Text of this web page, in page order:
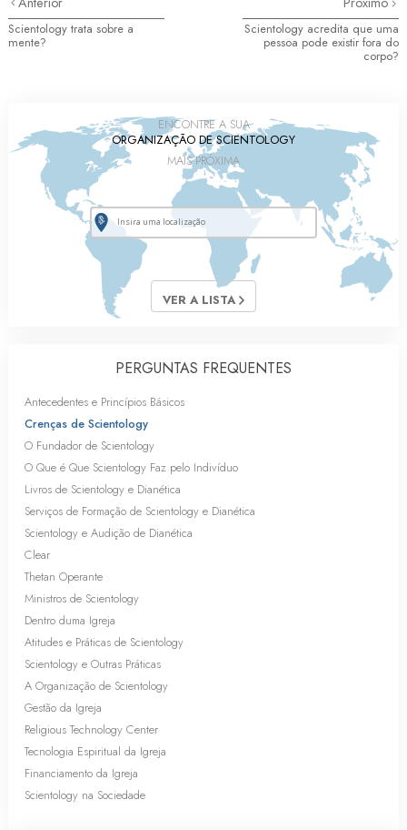
Scientology trata sobre a
mente?
Scientology acredita que uma
pessoa pode existir fora do
corpo?
ENCONTRE A SUA
ORGANIZAÇÃO DE SCIENTOLOGY
MAIS PRÓXIMA
VER A LISTA
PERGUNTAS FREQUENTES
Antecedentes e Princípios Básicos
Crenças de Scientology
O Fundador de Scientology
O Que é Que Scientology Faz pelo Indivíduo
Livros de Scientology e Dianética
Serviços de Formação de Scientology e Dianética
Scientology e Audição de Dianética
Clear
Thetan Operante
Ministros de Scientology
Dentro duma Igreja
Atitudes e Práticas de Scientology
Scientology e Outras Práticas
A Organização de Scientology
Gestão da Igreja
Religious Technology Center
Tecnologia Espiritual da Igreja
Financiamento da Igreja
Scientology na Sociedade